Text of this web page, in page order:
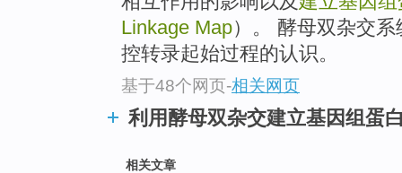
Linkage Map）。 酵母双杂交
控转录起始过程的认识。
基于48个网页-相关网页
利用酵母双杂交建立基因组蛋
相关文章